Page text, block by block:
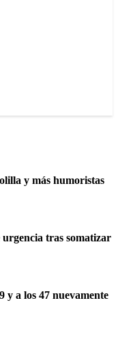
y más humoristas
tras somatizar
y a los 47 nuevamente